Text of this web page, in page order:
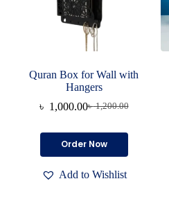
Quran Box for Wall with
Hangers
৳1,200.00
Original
was:
৳ 1,200.00.
৳ 1,000.00Current
is:
৳ 1,000.00.
Order Now
Add to Wishlist